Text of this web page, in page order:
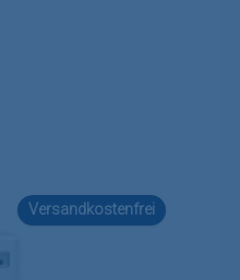
Versandkostenfrei